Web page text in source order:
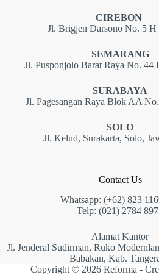
CIREBON
Jl. Brigjen Darsono No. 5 H
SEMARANG
Jl. Pusponjolo Barat Raya No. 44
SURABAYA
Jl. Pagesangan Raya Blok AA
SOLO
Jl. Kelud, Surakarta, Solo,
Contact Us
Whatsapp: (+62) 823
Telp: (021) 2784
Alamat Kantor
Jl. Jenderal Sudirman, Ruko
Babakan, Kab.
Copyright © 2026 Reforma -